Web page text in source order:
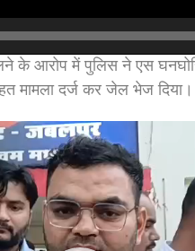
के आरोप में पुलिस ने एस
मामला दर्ज कर जेल भेज दिया।